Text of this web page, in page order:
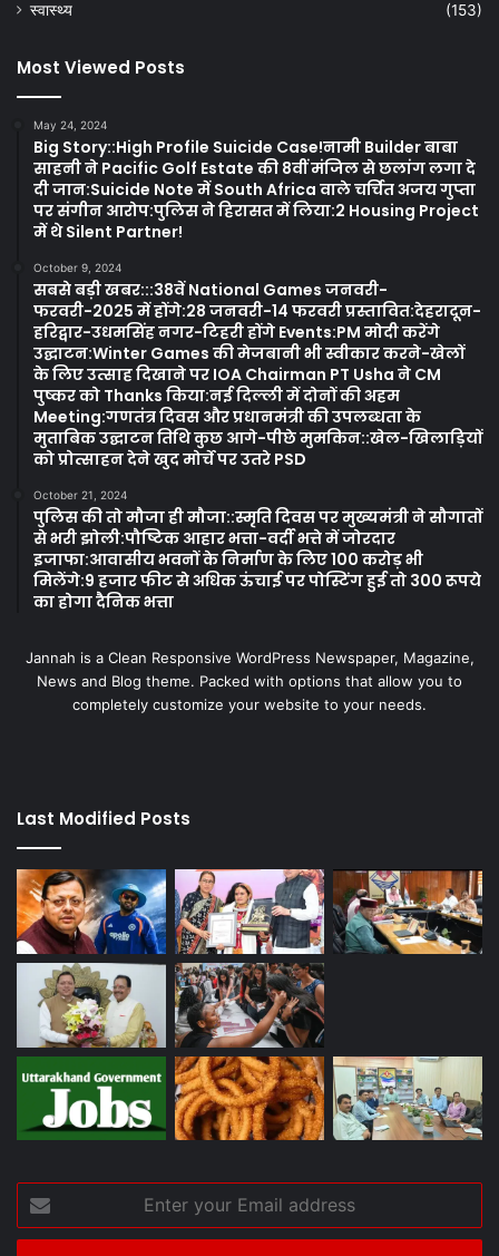
स्वास्थ्य
(153)
Most Viewed Posts
May 24, 2024
Big Story::High Profile Suicide Case!नामी Builder बाबा
साहनी ने Pacific Golf Estate की 8वीं मंजिल से छलांग लगा दे
दी जान:Suicide Note में South Africa वाले चर्चित अजय गुप्ता
पर संगीन आरोप:पुलिस ने हिरासत में लिया:2 Housing Project
में थे Silent Partner!
October 9, 2024
सबसे बड़ी खबर:::38वें National Games जनवरी-
फरवरी-2025 में होंगे:28 जनवरी-14 फरवरी प्रस्तावित:देहरादून-
हरिद्वार-उधमसिंह नगर-टिहरी होंगे Events:PM मोदी करेंगे
उद्घाटन:Winter Games की मेजबानी भी स्वीकार करने-खेलों
के लिए उत्साह दिखाने पर IOA Chairman PT Usha ने CM
पुष्कर को Thanks किया:नई दिल्ली में दोनों की अहम
Meeting:गणतंत्र दिवस और प्रधानमंत्री की उपलब्धता के
मुताबिक उद्घाटन तिथि कुछ आगे-पीछे मुमकिन::खेल-खिलाड़ियों
को प्रोत्साहन देने खुद मोर्चे पर उतरे PSD
October 21, 2024
पुलिस की तो मौजा ही मौजा::स्मृति दिवस पर मुख्यमंत्री ने सौगातों
से भरी झोली:पौष्टिक आहार भत्ता-वर्दी भत्ते में जोरदार
इजाफा:आवासीय भवनों के निर्माण के लिए 100 करोड़ भी
मिलेंगे:9 हजार फीट से अधिक ऊंचाई पर पोस्टिंग हुई तो 300 रूपये
का होगा दैनिक भत्ता
Jannah is a Clean Responsive WordPress Newspaper, Magazine,
News and Blog theme. Packed with options that allow you to
completely customize your website to your needs.
Last Modified Posts
your
Email